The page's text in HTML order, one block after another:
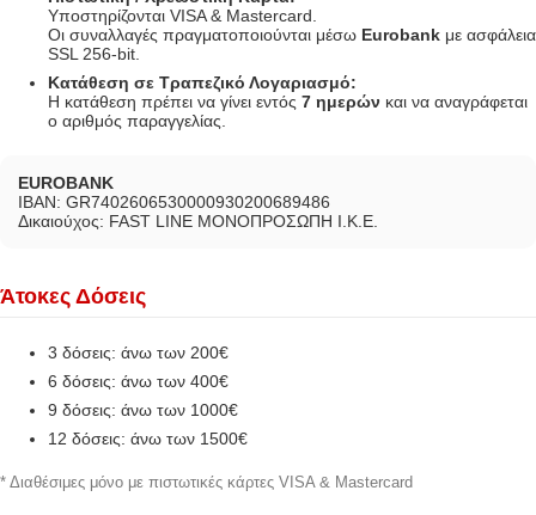
Υποστηρίζονται VISA & Mastercard.
Οι συναλλαγές πραγματοποιούνται μέσω Eurobank με ασφάλεια
SSL 256-bit.
Κατάθεση σε Τραπεζικό Λογαριασμό:
Η κατάθεση πρέπει να γίνει εντός 7 ημερών και να αναγράφεται
ο αριθμός παραγγελίας.
EUROBANK
IBAN: GR7402606530000930200689486
Δικαιούχος: FAST LINE ΜΟΝΟΠΡΟΣΩΠΗ Ι.Κ.Ε.
Άτοκες Δόσεις
3 δόσεις: άνω των 200€
6 δόσεις: άνω των 400€
9 δόσεις: άνω των 1000€
12 δόσεις: άνω των 1500€
* Διαθέσιμες μόνο με πιστωτικές κάρτες VISA & Mastercard